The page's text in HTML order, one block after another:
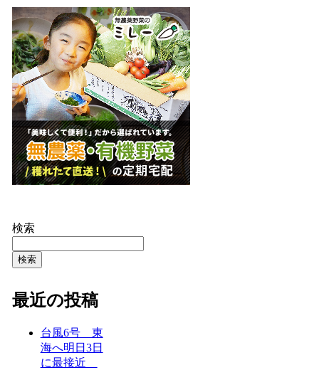
検索
検索
最近の投稿
台風6号 東
海へ明日3日
に最接近